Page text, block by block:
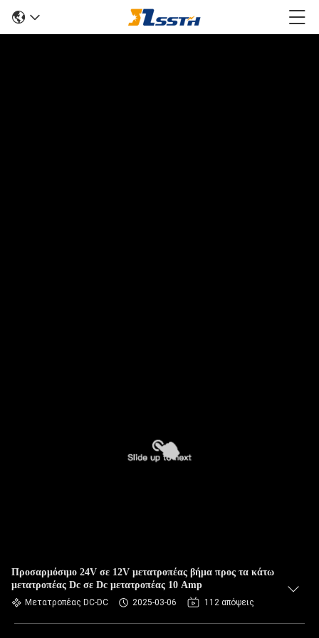
Προσαρμόσιμο 24V σε 12V μετατροπέας βήμα προς τα κάτω
μετατροπέας Dc σε Dc μετατροπέας 10 Amp
Μετατροπέας DC-DC 2025-03-06 112 απόψεις